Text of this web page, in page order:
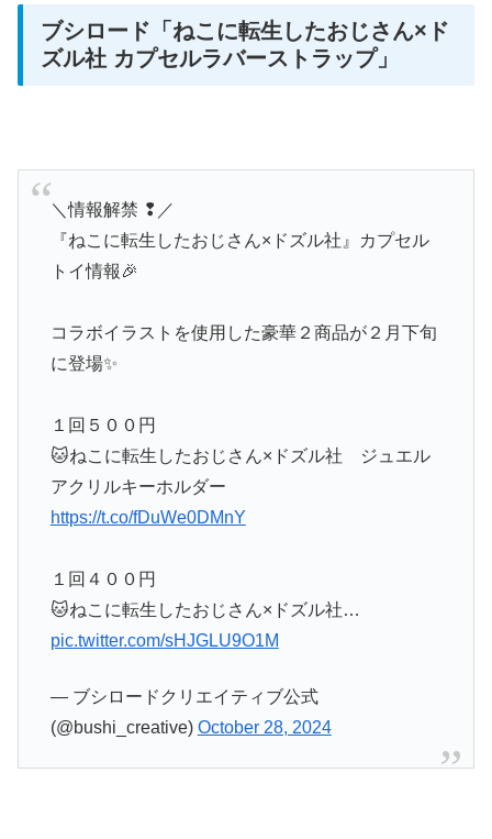
ブシロード「ねこに転生したおじさん×ド
ズル社 カプセルラバーストラップ」
＼情報解禁 ❢／
『ねこに転生したおじさん×ドズル社』カプセル
トイ情報🎉
コラボイラストを使用した豪華２商品が２月下旬
に登場✨
１回５００円
🐱ねこに転生したおじさん×ドズル社 ジュエル
アクリルキーホルダー
https://t.co/fDuWe0DMnY
１回４００円
🐱ねこに転生したおじさん×ドズル社…
pic.twitter.com/sHJGLU9O1M
— ブシロードクリエイティブ公式
(@bushi_creative) October 28, 2024